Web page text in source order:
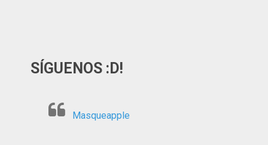
SÍGUENOS :D!
Masqueapple